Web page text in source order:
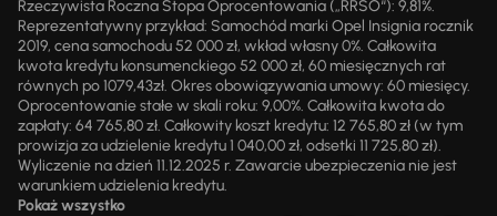
Rzeczywista Roczna Stopa Oprocentowania („RRSO“): 9,81%.
Reprezentatywny przykład: Samochód marki Opel Insignia rocznik
2019, cena samochodu 52 000 zł, wkład własny 0%. Całkowita
kwota kredytu konsumenckiego 52 000 zł, 60 miesięcznych rat
równych po 1079,43zł. Okres obowiązywania umowy: 60 miesięcy.
Oprocentowanie stałe w skali roku: 9,00%. Całkowita kwota do
zapłaty: 64 765,80 zł. Całkowity koszt kredytu: 12 765,80 zł (w tym
prowizja za udzielenie kredytu 1 040,00 zł, odsetki 11 725,80 zł).
Wyliczenie na dzień 11.12.2025 r. Zawarcie ubezpieczenia nie jest
warunkiem udzielenia kredytu.
Pokaż wszystko